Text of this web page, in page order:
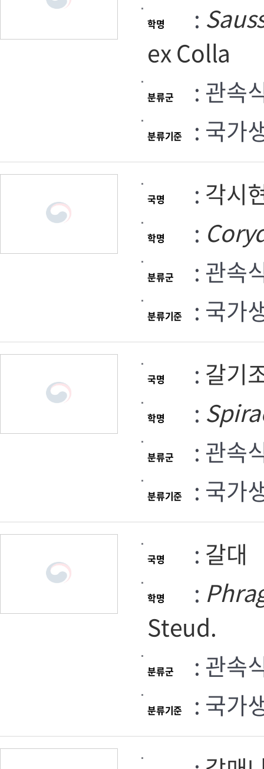
학명 :
ex Colla
분류군 : 관속
분류기준 : 국가
국명 : 각시
학명 :
분류군 : 관속
분류기준 : 국가
국명 : 갈기
학명 :
분류군 : 관속
분류기준 : 국가
국명 : 갈대
학명 :
Steud.
분류군 : 관속
분류기준 : 국가